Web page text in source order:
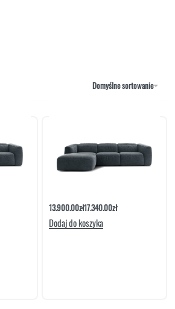
Domyślne sortowanie
13.900.00zł17.340.00zł
Dodaj do koszyka